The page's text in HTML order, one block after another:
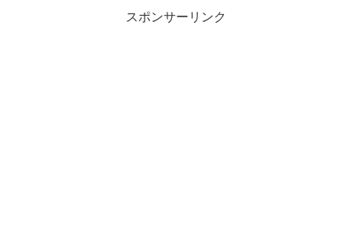
スポンサーリンク